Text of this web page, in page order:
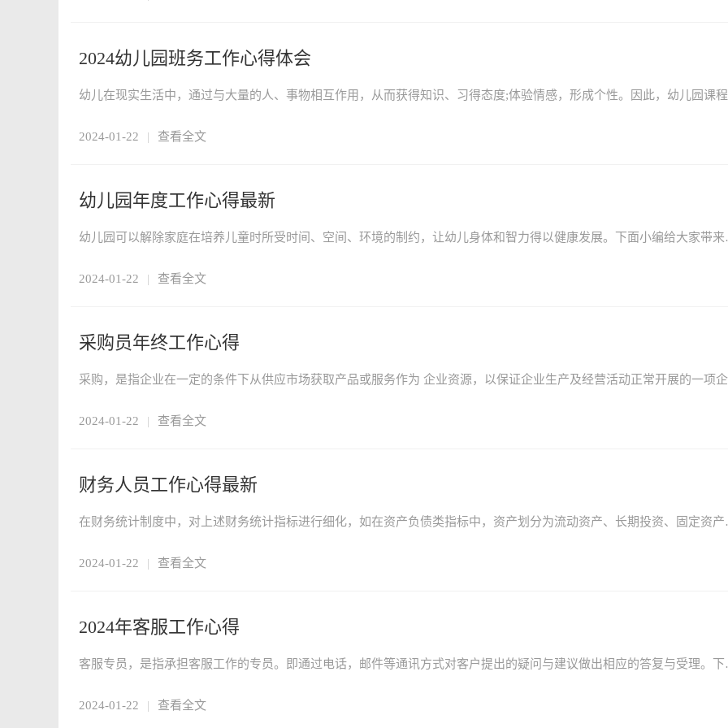
2024幼儿园班务工作心得体会
2024-01-22 | 查看全文
幼儿园年度工作心得最新
幼儿园可以解除家庭在培养儿
2024-01-22 | 查看全文
采购员年终工作心得
2024-01-22 | 查看全文
财务人员工作心得最新
在财务统计制度中，对上述财务
2024-01-22 | 查看全文
2024年客服工作心得
客服专员，是指承担客服工作的
2024-01-22 | 查看全文